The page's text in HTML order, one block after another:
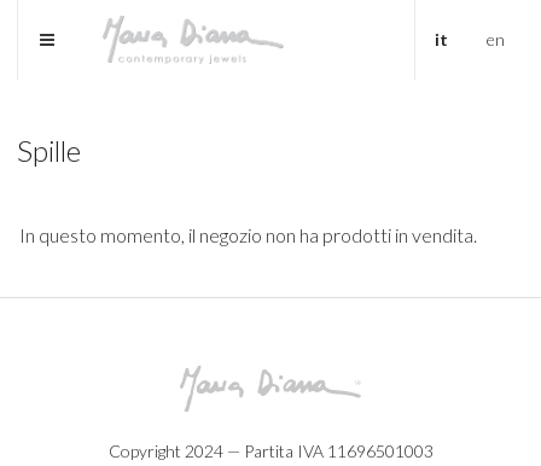
it en
Spille
In questo momento, il negozio non ha prodotti in vendita.
Copyright 2024 — Partita IVA 11696501003